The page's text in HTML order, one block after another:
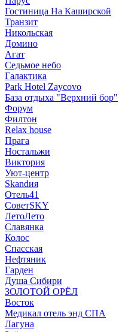
Гостиница На Каширской
Транзит
Никольская
Домино
Агат
Седьмое небо
Галактика
Park Hotel Zaycovo
База отдыха "Верхний бор"
Форум
Филтон
Relax house
Прага
Ностальжи
Виктория
Уют-центр
Skandия
Отель41
СоветSKY
ЛетоЛето
Славянка
Колос
Спасская
Нефтяник
Гарден
Душа Сибири
ЗОЛОТОЙ ОРЁЛ
Восток
Медикал отель энд СПА
Лагуна